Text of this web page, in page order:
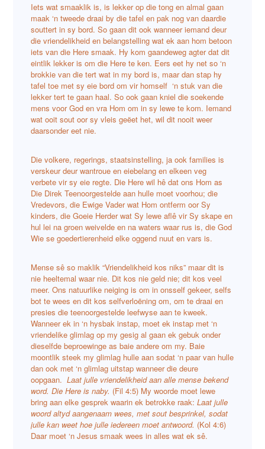
Iets wat smaaklik is, is lekker op die tong en almal gaan
maak ‘n tweede draai by die tafel en pak nog van daardie
souttert in sy bord. So gaan dit ook wanneer iemand deur
die vriendelikheid en belangstelling wat ek aan hom betoon
iets van die Here smaak. Hy kom gaandeweg agter dat dit
eintlik lekker is om die Here te ken. Eers eet hy net so ‘n
brokkie van die tert wat in my bord is, maar dan stap hy
tafel toe met sy eie bord om vir homself ‘n stuk van die
lekker tert te gaan haal. So ook gaan kniel die soekende
mens voor God en vra Hom om in sy lewe te kom. Iemand
wat ooit sout oor sy vleis geëet het, wil dit nooit weer
daarsonder eet nie.
Die volkere, regerings, staatsinstelling, ja ook families is
verskeur deur wantroue en eiebelang en elkeen veg
verbete vir sy eie regte. Die Here wil hê dat ons Hom as
Die Direk Teenoorgestelde aan hulle moet voorhou; die
Vredevors, die Ewige Vader wat Hom ontferm oor Sy
kinders, die Goeie Herder wat Sy lewe aflê vir Sy skape en
hul lei na groen weivelde en na waters waar rus is, die God
Wie se goedertierenheid elke oggend nuut en vars is.
Mense sê so maklik “Vriendelikheid kos niks” maar dit is
nie heeltemal waar nie. Dit kos nie geld nie; dit kos veel
meer. Ons natuurlike neiging is om in onsself gekeer, selfs
bot te wees en dit kos selfverloëning om, om te draai en
presies die teenoorgestelde leefwyse aan te kweek.
Wanneer ek in ‘n hysbak instap, moet ek instap met ‘n
vriendelike glimlag op my gesig al gaan ek gebuk onder
dieselfde beproewinge as baie andere om my. Baie
moontlik steek my glimlag hulle aan sodat ‘n paar van hulle
dan ook met ‘n glimlag uitstap wanneer die deure
oopgaan.Laat julle vriendelikheid aan alle mense bekend
word. Die Here is naby. (Fil 4:5) My woorde moet lewe
bring aan elke gesprek waarin ek betrokke raak:Laat julle
woord altyd aangenaam wees, met sout besprinkel, sodat
julle kan weet hoe julle iedereen moet antwoord. (Kol 4:6)
Daar moet ‘n Jesus smaak wees in alles wat ek sê.